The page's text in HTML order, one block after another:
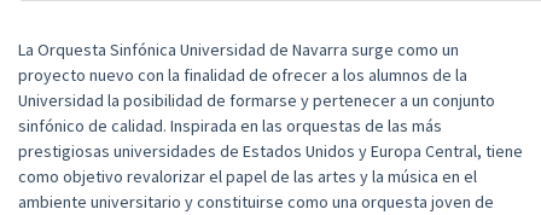
La Orquesta Sinfónica Universidad de Navarra surge como un
proyecto nuevo con la finalidad de ofrecer a los alumnos de la
Universidad la posibilidad de formarse y pertenecer a un conjunto
sinfónico de calidad. Inspirada en las orquestas de las más
prestigiosas universidades de Estados Unidos y Europa Central, tiene
como objetivo revalorizar el papel de las artes y la música en el
ambiente universitario y constituirse como una orquesta joven de